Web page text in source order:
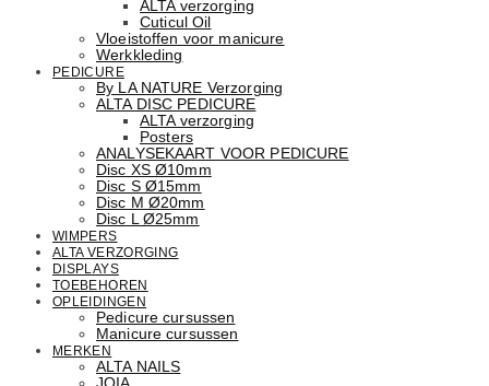
ALTA verzorging
Cuticul Oil
Vloeistoffen voor manicure
Werkkleding
PEDICURE
By LA NATURE Verzorging
ALTA DISC PEDICURE
ALTA verzorging
Posters
ANALYSEKAART VOOR PEDICURE
Disc XS Ø10mm
Disc S Ø15mm
Disc M Ø20mm
Disc L Ø25mm
WIMPERS
ALTA VERZORGING
DISPLAYS
TOEBEHOREN
OPLEIDINGEN
Pedicure cursussen
Manicure cursussen
MERKEN
ALTA NAILS